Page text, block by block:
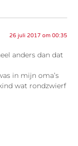
26 juli 2017 om 00:35
anders dan dat
in mijn oma’s
wat rondzwierf